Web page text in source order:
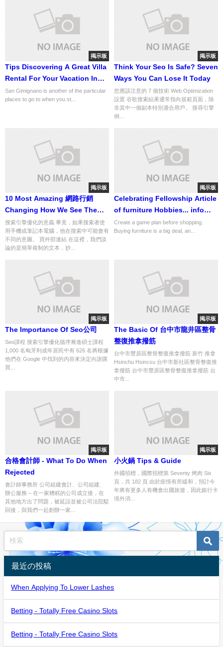
掲示板
Tips Discovering A Great Villa
Rental For Your Vacation In
Europe
San Gimignano is another of the particular
places to go to when you st...
掲示板
Think Your Seo Is Safe? Seven
Ways You Can Lose It Today
您應該注意的 7 個技術 Web Optimization
設置 谷歌搜索結果通常指向規範頁面，除
非其中一個副本特別適合用戶。 搜尋引擎
例...
掲示板
10 Most Amazing 網路行銷
Changing How We See The
World
搜索引擎優化的意義 畢竟，如果搜索者使
用手機或筆記本電腦，他在搜索中可能會有
不同的意圖。 買外部連結 在這裡，我們談
論的是簡單複制的文本，抄...
掲示板
Celebrating Fellowship Article
of furniture Hobbies... info
number 39 from 338
Create a game plan before shopping.
Buying furniture is a big deal, an...
掲示板
The Importance Of Seo公司
Seo課程 搜索引擎優化循序漸進碩士課程
1,000 名匈牙利成年居民中有 626 名將根據
他們在 Google 中找到的內容來決定向誰購
買...
掲示板
The Basic Of 台中市龍井區整骨
整復推拿撥筋
台中市豐原區整骨整復推拿撥筋 新竹 推拿
Hsinchu Hsincsu 台中市新社區整骨整復推
拿撥筋 台中市豐原區整骨整復推拿撥筋 台
中市...
掲示板
合格會計師 - What To Do When
Rejected
會計師事務所 公司組建會計、公司組建、
辦公服務 – 在一家糟糕的公司成立後，在
其他地方出了問題，被延誤並被公司法院駁
回後，與我們一起創辦一家...
掲示板
小火鍋 Tips & Guide
外國招標，國際招標第 Seventy 烤肉 Six
頁，共 182 頁 由於疫情有所緩和，預計今
年將有更多人有機會出國旅遊，因此銀行卡
境外消...
最近の投稿
When Applying To Lower Lashes
Betting - Totally Free Casino Slots
Betting - Totally Free Casino Slots